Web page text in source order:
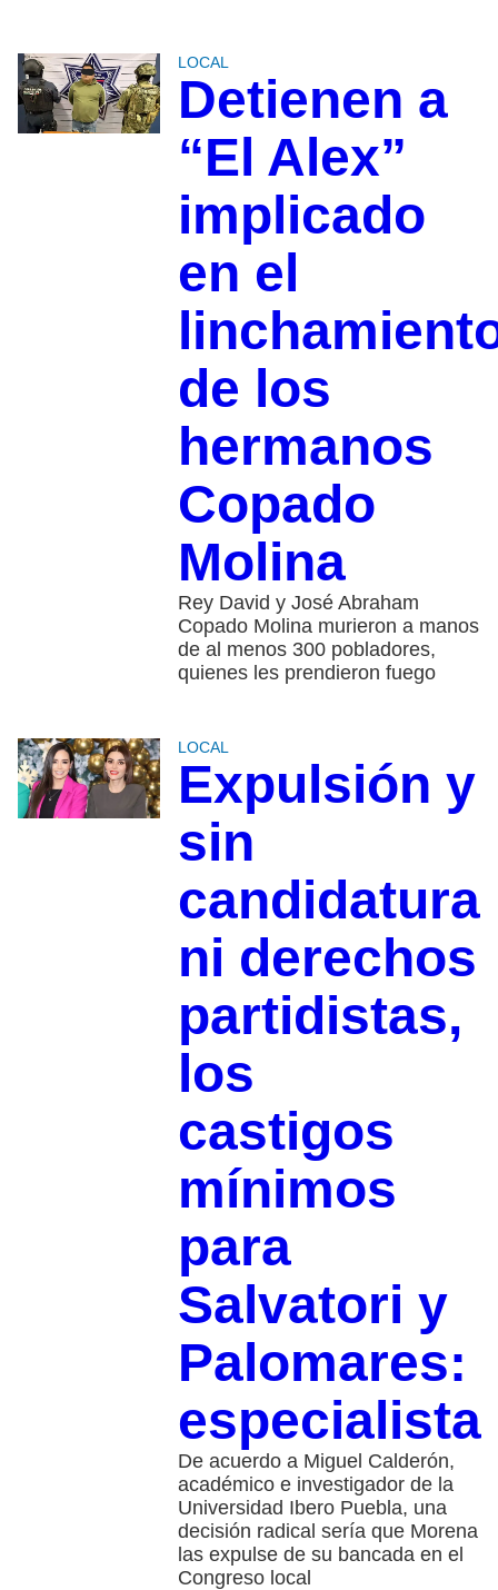
LOCAL
Detienen a
“El Alex”
implicado
en el
de los
hermanos
Copado
Molina
Rey David y José Abraham
Copado Molina murieron a manos
de al menos 300 pobladores,
quienes les prendieron fuego
LOCAL
Expulsión y
sin
candidatura
ni derechos
partidistas,
los
castigos
mínimos
para
Salvatori y
Palomares:
especialista
De acuerdo a Miguel Calderón,
académico e investigador de la
Universidad Ibero Puebla, una
decisión radical sería que Morena
las expulse de su bancada en el
Congreso local